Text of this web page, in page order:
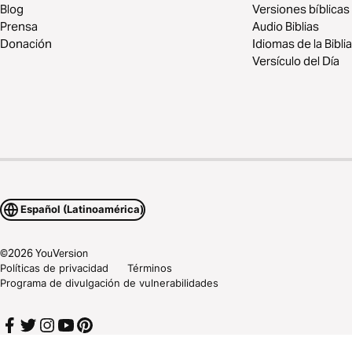
Blog
Prensa
Donación
Versiones bíblicas
Audio Biblias
Idiomas de la Biblia
Versículo del Día
Español (Latinoamérica)
©2026YouVersion
Políticas de privacidad
Términos
Programa de divulgación de vulnerabilidades